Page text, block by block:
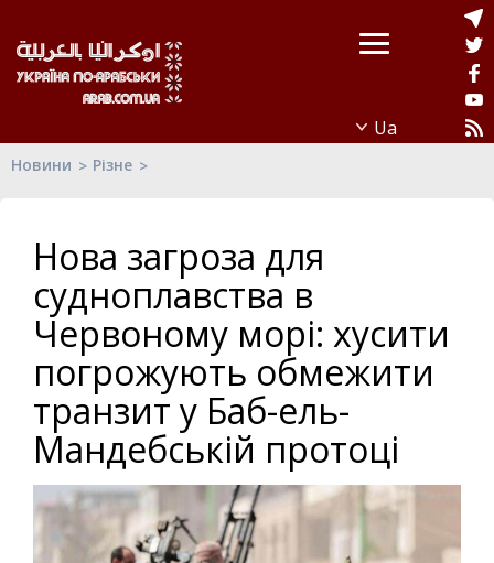
Новини Різне
Нова загроза для
судноплавства в
Червоному морі: хусити
погрожують обмежити
транзит у Баб-ель-
Мандебській протоці